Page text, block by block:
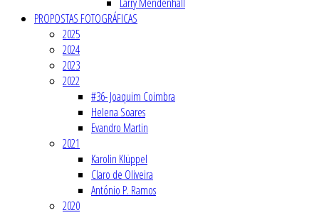
Larry Mendenhall
PROPOSTAS FOTOGRÁFICAS
2025
2024
2023
2022
#36- Joaquim Coimbra
Helena Soares
Evandro Martin
2021
Karolin Klüppel
Claro de Oliveira
António P. Ramos
2020